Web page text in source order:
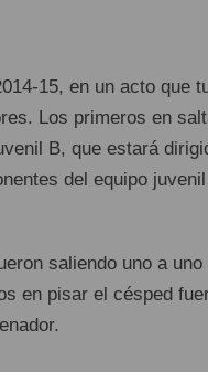
15, en un acto que
Los primeros en
B, que estará
del equipo
saliendo uno a uno
en pisar el césped